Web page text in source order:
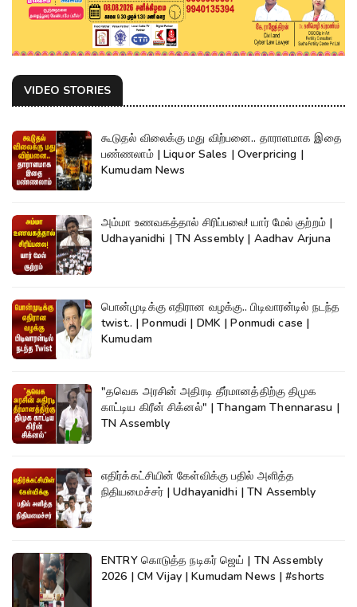
VIDEO STORIES
கூடுதல் விலைக்கு மது விற்பனை.. தாராளமாக இதை
பண்ணலாம் | Liquor Sales | Overpricing |
Kumudam News
அம்மா உணவகத்தால் சிரிப்பலை! யார் மேல் குற்றம் |
Udhayanidhi | TN Assembly | Aadhav Arjuna
பொன்முடிக்கு எதிரான வழக்கு.. பிடிவாரன்டில் நடந்த
twist.. | Ponmudi | DMK | Ponmudi case |
Kumudam
"தவெக அரசின் அதிரடி தீர்மானத்திற்கு திமுக
காட்டிய கிரீன் சிக்னல்" | Thangam Thennarasu |
TN Assembly
எதிர்க்கட்சியின் கேள்விக்கு பதில் அளித்த
நிதியமைச்சர் | Udhayanidhi | TN Assembly
ENTRY கொடுத்த நடிகர் ஜெய் | TN Assembly
2026 | CM Vijay | Kumudam News | #shorts